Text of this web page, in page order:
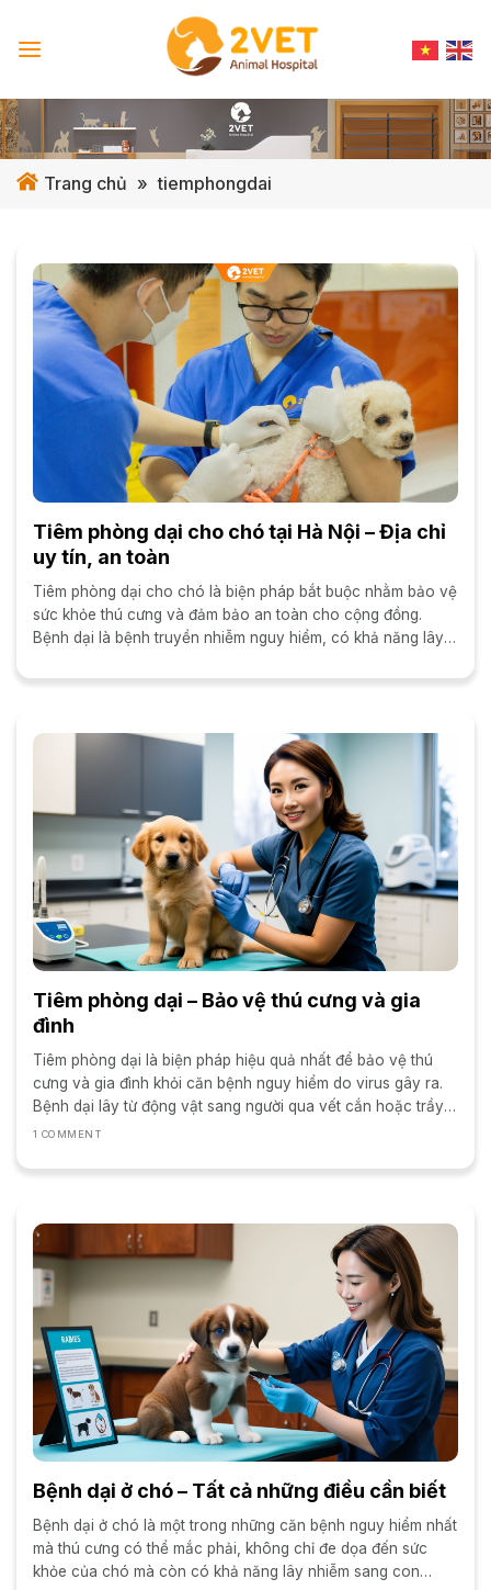
Trang chủ » tiemphongdai
Tiêm phòng dại cho chó tại Hà Nội – Địa chỉ
uy tín, an toàn
Tiêm phòng dại cho chó là biện pháp bắt buộc nhằm bảo vệ
sức khỏe thú cưng và đảm bảo an toàn cho cộng đồng.
Bệnh dại là bệnh truyền nhiễm nguy hiểm, có khả năng lây
Tiêm phòng dại – Bảo vệ thú cưng và gia
đình
Tiêm phòng dại là biện pháp hiệu quả nhất để bảo vệ thú
cưng và gia đình khỏi căn bệnh nguy hiểm do virus gây ra.
Bệnh dại lây từ động vật sang người qua vết cắn hoặc trầy
xước,...
1 COMMENT
Bệnh dại ở chó – Tất cả những điều cần biết
Bệnh dại ở chó là một trong những căn bệnh nguy hiểm nhất
mà thú cưng có thể mắc phải, không chỉ đe dọa đến sức
khỏe của chó mà còn có khả năng lây nhiễm sang con